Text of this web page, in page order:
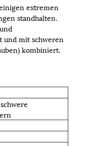
extremen
standhalten.
und mit schweren
kombiniert.